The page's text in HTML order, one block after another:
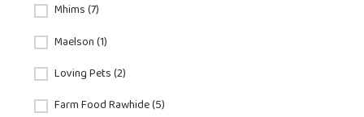
Mhims (7)
Maelson (1)
Loving Pets (2)
Farm Food Rawhide (5)